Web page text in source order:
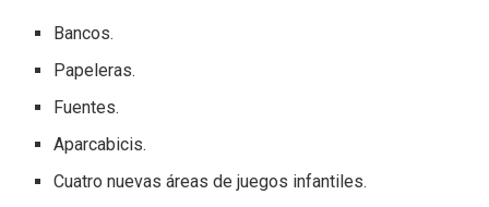
Bancos.
Papeleras.
Fuentes.
Aparcabicis.
Cuatro nuevas áreas de juegos infantiles.